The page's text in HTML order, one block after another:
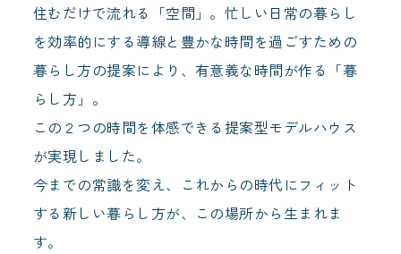
住むだけで流れる「空間」。忙しい日常の暮らし
を効率的にする導線と豊かな時間を過ごすための
暮らし方の提案により、有意義な時間が作る「暮
らし方」。
この２つの時間を体感できる提案型モデルハウス
が実現しました。
今までの常識を変え、これからの時代にフィット
する新しい暮らし方が、この場所から生まれま
す。